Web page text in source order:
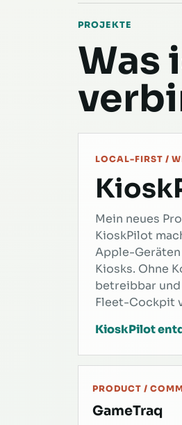
PROJEKTE
Was
LOCAL-FIRST /
Mein neues
KioskPilot
Apple-
Kiosks. Ohne
betreibbar
Fleet-Cockpit
KioskPilot
PRODUCT /
GameTraq